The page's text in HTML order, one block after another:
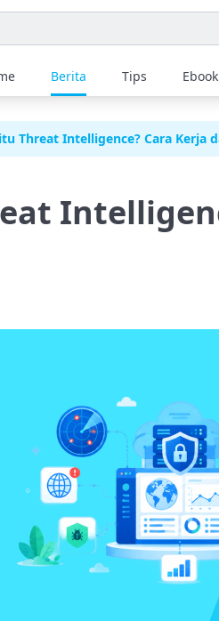
Berita Tips Ebook
Threat Intelligence? Cara Kerja